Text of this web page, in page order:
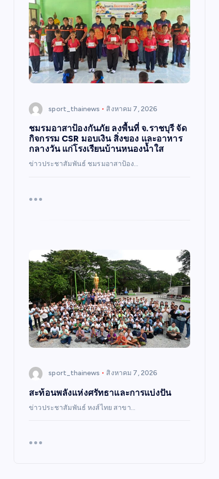
sport_thainews สิงหาคม 7, 2026
ชมรมอาสาป้องกันภัย ลงพื้นที่ จ.ราชบุรี จัด
กิจกรรม CSR มอบเงิน สิ่งของ และอาหาร
กลางวัน แก่โรงเรียนบ้านหนองน้ำใส
ข่าวประชาสัมพันธ์ ชมรมอาสาป้อง…
sport_thainews สิงหาคม 7, 2026
สะท้อนพลังแห่งศรัทธาและการแบ่งปัน
ข่าวประชาสัมพันธ์ หงส์ไทย สาขา…